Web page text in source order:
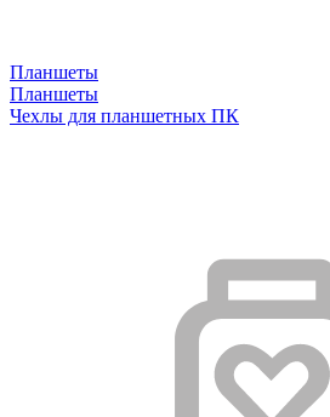
Планшеты
Планшеты
Чехлы для планшетных ПК